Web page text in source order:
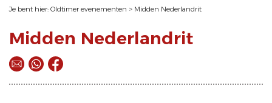
Je bent hier: Oldtimer evenementen > Midden Nederlandrit
Midden Nederlandrit